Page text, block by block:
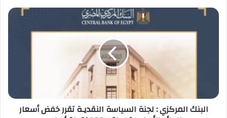
طاز
البنك
أسعار
العائدالبنك المركزي : لجنة السياسة النقديـة تقرر خفض أسعار